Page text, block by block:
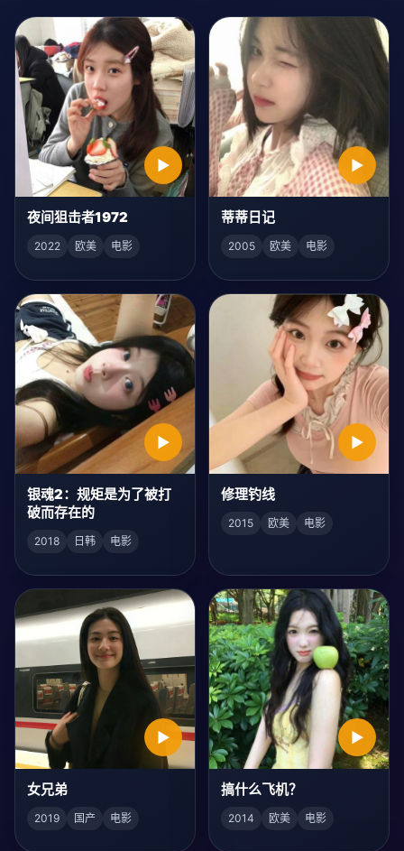
▶
夜间狙击者1972
2022 欧美 电影
▶
蒂蒂日记
2005 欧美 电影
▶
银魂2：规矩是为了被打
破而存在的
2018 日韩 电影
▶
修理钓线
2015 欧美 电影
▶
女兄弟
2019 国产 电影
▶
搞什么飞机？
2014 欧美 电影